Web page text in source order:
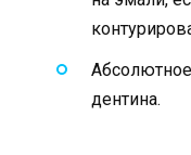
дентина.